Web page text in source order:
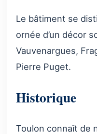
Le bâtiment se
ornée d’un décor
Vauvenargues,
Pierre Puget.
Historique
Toulon connaît de